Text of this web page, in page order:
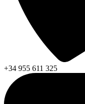
+34 955 611 325